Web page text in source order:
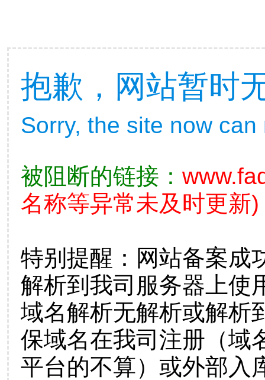
抱歉，网站暂时
Sorry, the site now
被阻断的链接：
名称等异常未及时更新)
特别提醒：网站备案成
解析到我司服务器上使
域名解析无解析或解析
保域名在我司注册（域
平台的不算）或外部入